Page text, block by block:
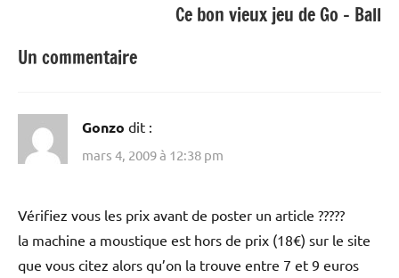
Ce bon vieux jeu de Go – Ball
Un commentaire
Gonzo dit :
mars 4, 2009 à 12:38 pm
Vérifiez vous les prix avant de poster un article ?????
la machine a moustique est hors de prix (18€) sur le site
que vous citez alors qu’on la trouve entre 7 et 9 euros